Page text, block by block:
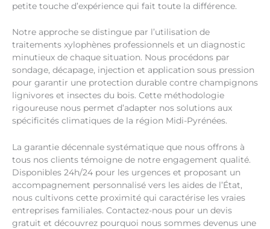
petite touche d’expérience qui fait toute la différence.
Notre approche se distingue par l’utilisation de
traitements xylophènes professionnels et un diagnostic
minutieux de chaque situation. Nous procédons par
sondage, décapage, injection et application sous pression
pour garantir une protection durable contre champignons
lignivores et insectes du bois. Cette méthodologie
rigoureuse nous permet d’adapter nos solutions aux
spécificités climatiques de la région Midi-Pyrénées.
La garantie décennale systématique que nous offrons à
tous nos clients témoigne de notre engagement qualité.
Disponibles 24h/24 pour les urgences et proposant un
accompagnement personnalisé vers les aides de l’État,
nous cultivons cette proximité qui caractérise les vraies
entreprises familiales. Contactez-nous pour un devis
gratuit et découvrez pourquoi nous sommes devenus une